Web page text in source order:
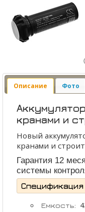
Описание Фото
кранами и
Новый
кранами и
Гарантия 12
системы
Спецификация
Емкость: